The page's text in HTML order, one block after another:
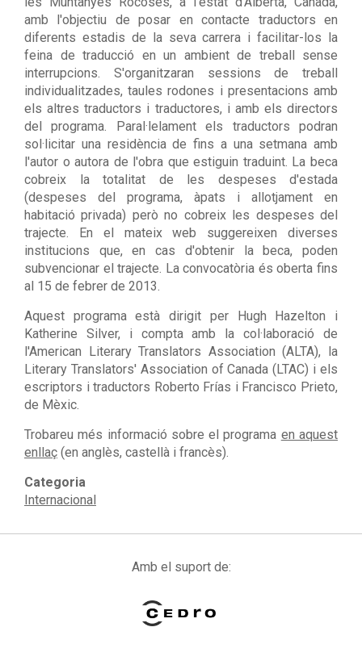
amb l'objectiu de posar en contacte traductors en
diferents estadis de la seva carrera i facilitar-los la
feina de traducció en un ambient de treball sense
interrupcions. S'organitzaran sessions de treball
individualitzades, taules rodones i presentacions amb
els altres traductors i traductores, i amb els directors
del programa. Paral·lelament els traductors podran
sol·licitar una residència de fins a una setmana amb
l'autor o autora de l'obra que estiguin traduint. La beca
cobreix la totalitat de les despeses d'estada
(despeses del programa, àpats i allotjament en
habitació privada) però no cobreix les despeses del
trajecte. En el mateix web suggereixen diverses
institucions que, en cas d'obtenir la beca, poden
subvencionar el trajecte. La convocatòria és oberta fins
al 15 de febrer de 2013.
Aquest programa està dirigit per Hugh Hazelton i
Katherine Silver, i compta amb la col·laboració de
l'American Literary Translators Association (ALTA), la
Literary Translators' Association of Canada (LTAC) i els
escriptors i traductors Roberto Frías i Francisco Prieto,
de Mèxic.
Trobareu més informació sobre el programa en aquest
enllaç (en anglès, castellà i francès).
Categoria
Internacional
Amb el suport de: